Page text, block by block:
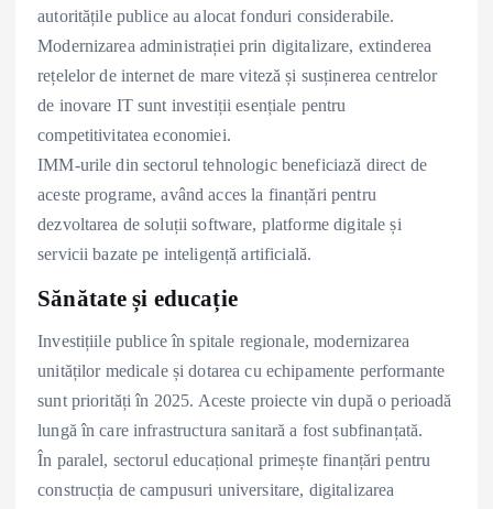
autoritățile publice au alocat fonduri considerabile.
Modernizarea administrației prin digitalizare, extinderea
rețelelor de internet de mare viteză și susținerea centrelor
de inovare IT sunt investiții esențiale pentru
competitivitatea economiei.
IMM-urile din sectorul tehnologic beneficiază direct de
aceste programe, având acces la finanțări pentru
dezvoltarea de soluții software, platforme digitale și
servicii bazate pe inteligență artificială.
Sănătate și educație
Investițiile publice în spitale regionale, modernizarea
unităților medicale și dotarea cu echipamente performante
sunt priorități în 2025. Aceste proiecte vin după o perioadă
lungă în care infrastructura sanitară a fost subfinanțată.
În paralel, sectorul educațional primește finanțări pentru
construcția de campusuri universitare, digitalizarea